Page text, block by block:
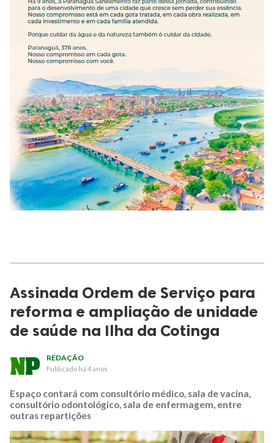
Assinada Ordem de Serviço para
reforma e ampliação de unidade
de saúde na Ilha da Cotinga
REDAÇÃO
Publicado há 4 anos
Espaço contará com consultório médico, sala de vacina,
consultório odontológico, sala de enfermagem, entre
outras repartições